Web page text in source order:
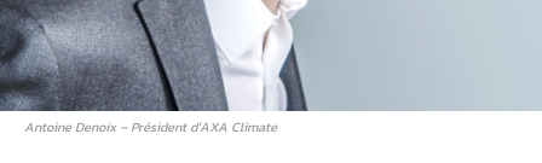
Antoine Denoix – Président d’AXA Climate